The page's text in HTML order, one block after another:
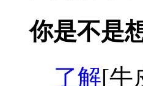
你是不是
了解[牛